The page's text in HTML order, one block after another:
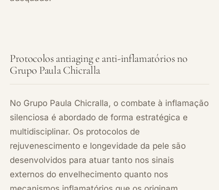
Protocolos antiaging e anti-inflamatórios no
Grupo Paula Chicralla
No Grupo Paula Chicralla, o combate à inflamação
silenciosa é abordado de forma estratégica e
multidisciplinar. Os protocolos de
rejuvenescimento e longevidade da pele são
desenvolvidos para atuar tanto nos sinais
externos do envelhecimento quanto nos